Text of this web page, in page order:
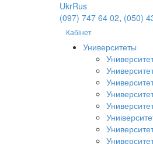
UkrRus
(097) 747 64 02, (050)
Кабінет
Университеты